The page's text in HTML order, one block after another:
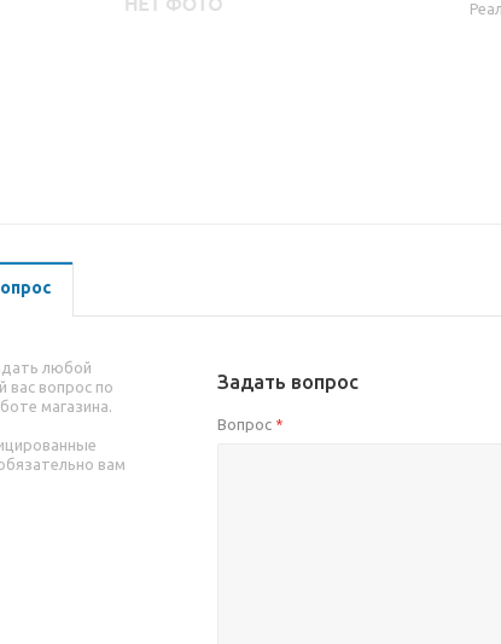
любой
вас вопрос по
магазина.
вам
Задать вопрос
Вопрос *